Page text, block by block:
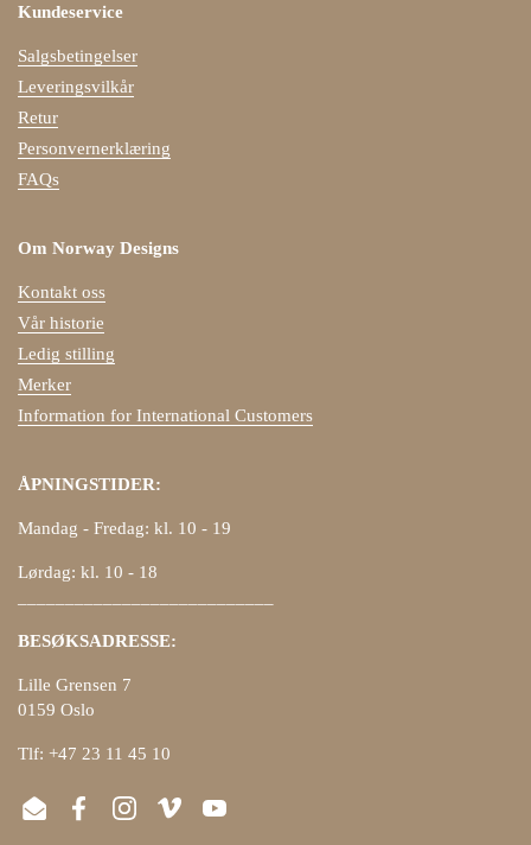
Kundeservice
Salgsbetingelser
Leveringsvilkår
Retur
Personvernerklæring
FAQs
Om Norway Designs
Kontakt oss
Vår historie
Ledig stilling
Merker
Information for International Customers
ÅPNINGSTIDER:
Mandag - Fredag: kl. 10 - 19
Lørdag: kl. 10 - 18
BESØKSADRESSE:
Lille Grensen 7
0159 Oslo
Tlf: +47 23 11 45 10
EmailFacebookInstagramVimeoYouTube